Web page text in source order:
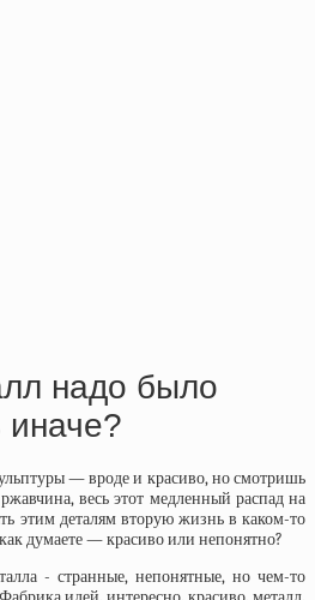
надо было
иначе?
— вроде и красиво, но смотришь
весь этот медленный распад на
этим деталям вторую жизнь в каком-то
думаете — красиво или непонятно?